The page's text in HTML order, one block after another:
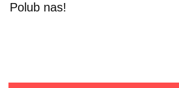
Polub nas!